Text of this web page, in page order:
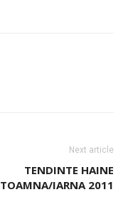
Next article
TENDINTE HAINE
TOAMNA/IARNA 2011